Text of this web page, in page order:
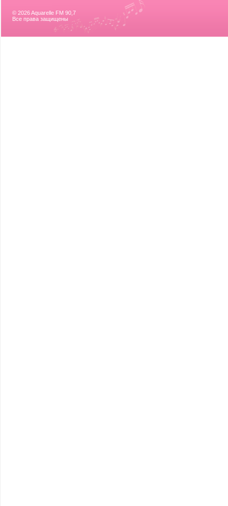
© 2026 Aquarelle FM 90,7
Все права защищены